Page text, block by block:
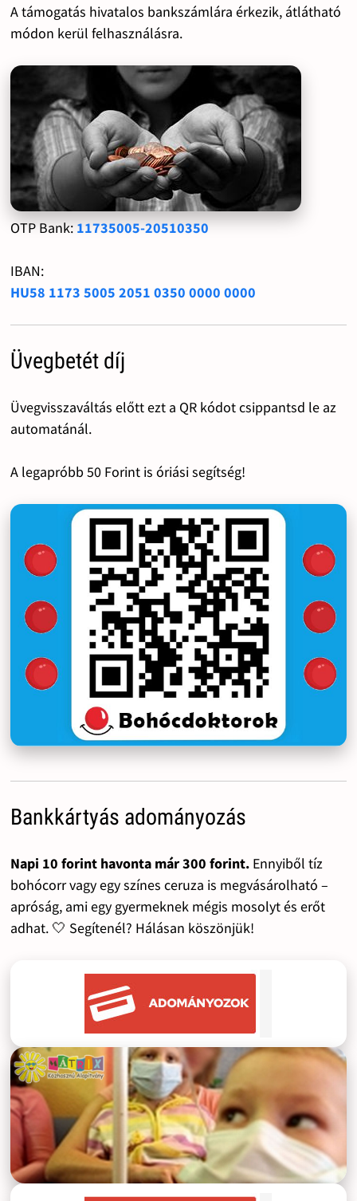
A támogatás hivatalos bankszámlára érkezik, átlátható
módon kerül felhasználásra.
OTP Bank: 11735005-20510350
IBAN:
HU58 1173 5005 2051 0350 0000 0000
Üvegbetét díj
Üvegvisszaváltás előtt ezt a QR kódot csippantsd le az
automatánál.
A legapróbb 50 Forint is óriási segítség!
Bankkártyás adományozás
Napi 10 forint havonta már 300 forint.Ennyiből tíz
bohócorr vagy egy színes ceruza is megvásárolható –
apróság, ami egy gyermeknek mégis mosolyt és erőt
adhat. 🤍 Segítenél? Hálásan köszönjük!